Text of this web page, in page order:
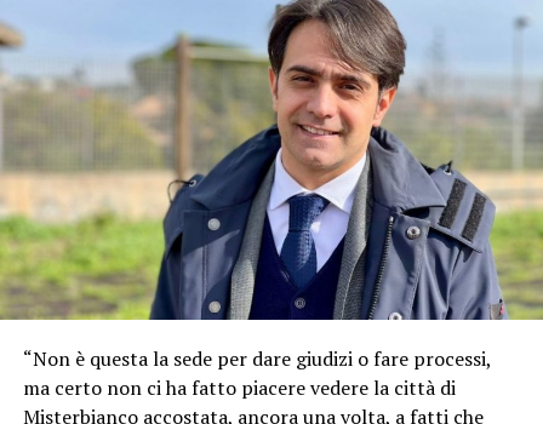
“Non è questa la sede per dare giudizi o fare processi,
ma certo non ci ha fatto piacere vedere la città di
Misterbianco accostata, ancora una volta, a fatti che